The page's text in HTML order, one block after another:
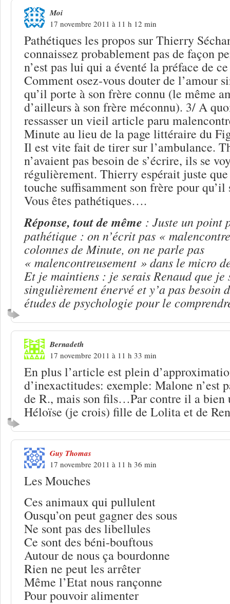
Moi
17 novembre 2011 à 11 h 12 min
Pathétiques les propos sur Thierry
connaissez probablement pas de façon
n’est pas lui qui a éventé la préface de
Comment osez-vous douter de l’amour
qu’il porte à son frère connu (le même
d’ailleurs à son frère méconnu). 3/ A
ressasser un vieil article paru
Minute au lieu de la page littéraire du
Il est vite fait de tirer sur l’ambulance.
n’avaient pas besoin de s’écrire, ils se
régulièrement. Thierry espérait juste
touche suffisamment son frère pour
Vous êtes pathétiques….
Réponse, tout de même : Juste un point
pathétique : on n’écrit pas «
colonnes de Minute, on ne parle pas
« malencontreusement » dans le micro
Et je maintiens : je serais Renaud que je
singulièrement énervé et y’a pas besoin
études de psychologie pour le
Bernadeth
17 novembre 2011 à 11 h 33 min
En plus l’article est plein
d’inexactitudes: exemple: Malone n’est
de R., mais son fils…Par contre il a
Héloïse (je crois) fille de Lolita et de
Guy Thomas
17 novembre 2011 à 11 h 36 min
Les Mouches
Ces animaux qui pullulent
Ousqu’on peut gagner des sous
Ne sont pas des libellules
Ce sont des béni-bouftous
Autour de nous ça bourdonne
Rien ne peut les arrêter
Même l’Etat nous rançonne
Pour pouvoir alimenter